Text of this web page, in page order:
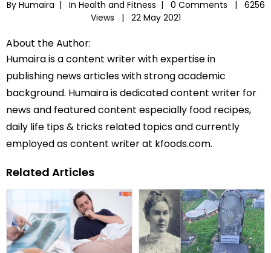
By Humaira | In Health and Fitness | 0 Comments |
6256
Views |
22 May 2021
About the Author:
Humaira is a content writer with expertise in
publishing news articles with strong academic
background. Humaira is dedicated content writer for
news and featured content especially food recipes,
daily life tips & tricks related topics and currently
employed as content writer at kfoods.com.
Related Articles